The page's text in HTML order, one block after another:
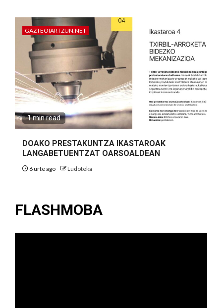
GAZTEOIARTZUN.NET
1 min read
DOAKO PRESTAKUNTZA IKASTAROAK
LANGABETUENTZAT OARSOALDEAN
6 urte ago Ludoteka
FLASHMOBA